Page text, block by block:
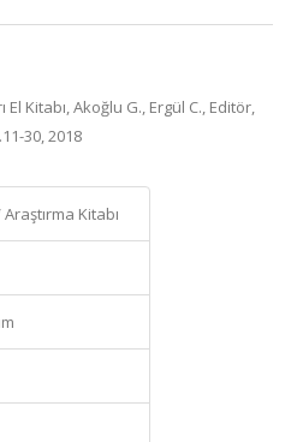
Kitabı, Akoğlu G., Ergül C., Editör,
30, 2018
Kitabı